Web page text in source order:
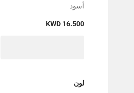
أسود
KWD 16.500
لون